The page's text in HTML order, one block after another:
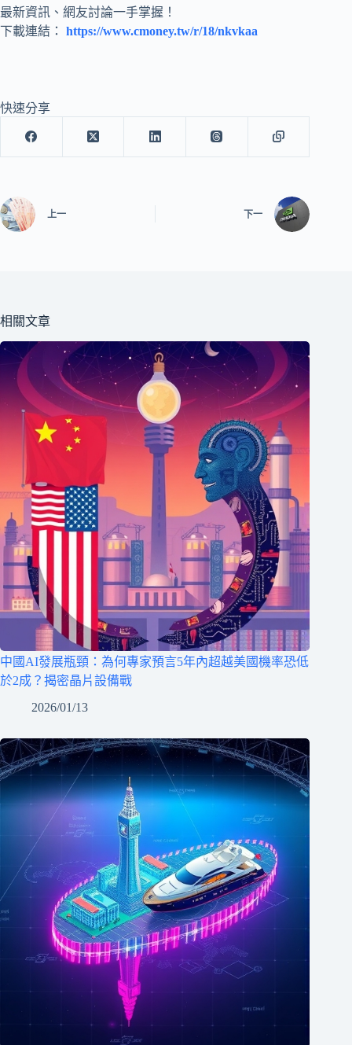
最新資訊、網友討論一手掌握！
下載連結： https://www.cmoney.tw/r/18/nkvkaa
快速分享
上一 下一
相關文章
中國AI發展瓶頸：為何專家預言5年內超越美國機率恐低
於2成？揭密晶片設備戰
2026/01/13